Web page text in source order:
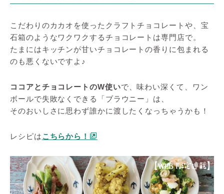
こだわりのカカオを使ったクラフトチョコレートや、宝
石箱のようなワクワクするチョコレートは専門店で。
たまにはキッチンが甘いチョコレートの香りに包まれる
のも悪くないですよ♪
ココアとチョコレートのW使いで、味わい深くて、ワン
ボールで失敗なくできる「ブラウニー」は、
そのおいしさに思わず誰かに渡したくなっちゃうかも！
レシピはこちらから！